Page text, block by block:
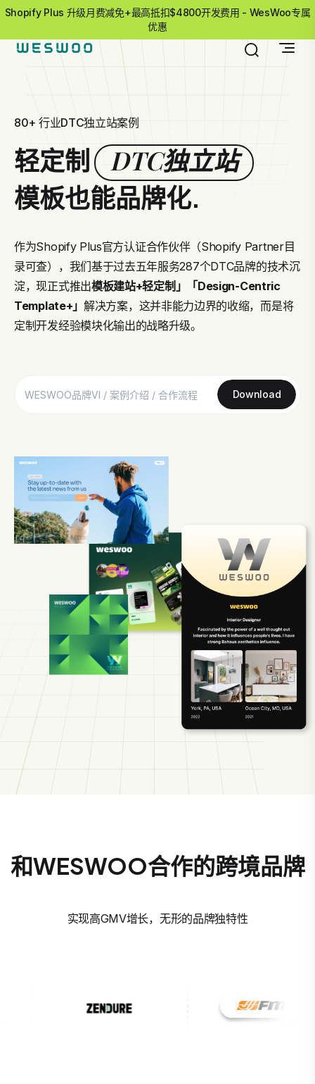
Shopify Plus 升级月费减免+最高抵扣$4800开发费用 - WesWoo专属
优惠
80+ 行业DTC独立站案例
轻定制 DTC独立站
模板也能品牌化.
作为Shopify Plus官方认证合作伙伴（Shopify Partner目
录可查），我们基于过去五年服务287个DTC品牌的技术沉
淀，现正式推出模板建站+轻定制」
「Design-Centric
Template+」 解决方案，这并非能力边界的收缩，而是将
定制开发经验模块化输出的战略升级。
Download
和WESWOO合作的跨境品牌
实现高GMV增长，无形的品牌独特性